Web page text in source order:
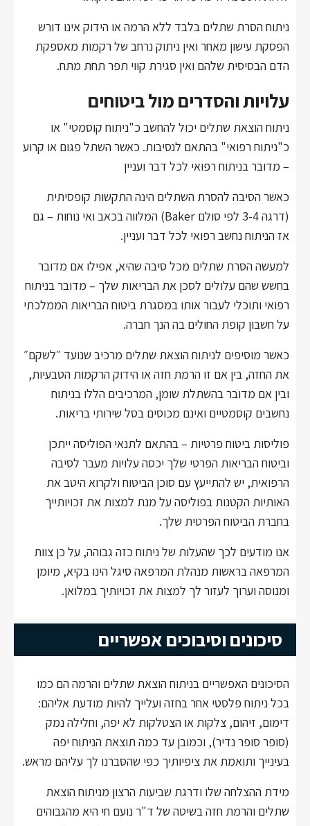
ניתוח הסרת שתלים בלבד ללא הרמה או הידוק אינו דורש
הפסקת עישון מאחר ואין ניתוק נרחב של רקמות מאספקת
הדם הבסיסית שלהם ואין סגירת קווי תפר תחת מתח.
עלויות והסדרים מול ביטוחים
ניתוח הוצאת שתלים יכול להחשב כ"ניתוח קוסמטי" או
כ"ניתוח רפואי" בהתאם לנסיבות. כאשר השתל פגום או קרוע
– מדובר בניתוח רפואי לכל דבר ועניין
כאשר הסיבה להסרת השתלים הינה התקשות קופסיתית
(דרגה 3-4 לפי סולם
Baker) המלווה בכאב ואי נוחות – גם
אז הניתוח נחשב רפואי לכל דבר ועניין.
למעשה הסרת שתלים מכל סיבה שהיא, אפילו אם מדובר
בחשש שהם עלולים לסכן את הבריאות שלך – מדובר בניתוח
רפואי ותוכלי לעבור אותו במסגרת ביטוח הבריאות הממלכתי
על חשבון קופת החולים בה הנך חברה.
כאשר מוסיפים לניתוח הוצאת שתלים מרכיב שנועד ״לשקם״
את החזה, בין אם זו הרמת חזה או הידוק הרקמות הטבעיות,
ובין אם מדובר בהשתלת שומן, המרכיבים הללו בניתוח
נחשבים קוסמטיים ואינם מכוסים בסל שירותי בריאות.
פוליסות ביטוח פרטיות – בהתאם לתנאי הפוליסה ייתכן
וביטוח הבריאות הפרטי שלך יכסה עלויות מעבר לסיבה
הרפואית, יש להתייעץ עם סוכן הביטוח ולקרוא היטב את
האותיות הקטנות בפוליסה על מנת למצות את זכויותייך
בחברת הביטוח הפרטית שלך.
אנו מודעים לכך שהעלות של ניתוח כזה גבוהה, על כן צוות
המרפאה בראשות מנהלת המרפאה סיגל הינו בקיא, מיומן
ומנוסה וערוך לעזור לך למצות את זכויותיך במלואן.
סיכונים וסיבוכים אפשריים
הסיכונים האפשריים בניתוח הוצאת שתלים והרמה הם כמו
בכל ניתוח פלסטי אחר בחזה ועלייך להיות מודעת אליהם:
דימום, זיהום, צלקות או הצטלקות לא יפה, וחלילה נמק
(סופר סופר נדיר), וכמובן עד כמה תוצאת הניתוח יפה
בעינייך ותואמת את ציפיותיך כפי שהסברנו לך עליהם מראש.
מידת ההצלחה שלו ודרגת שביעות הרצון מניתוח הוצאת
שתלים והרמת חזה בשיטה של ד"ר נועם חי היא מהגבוהים